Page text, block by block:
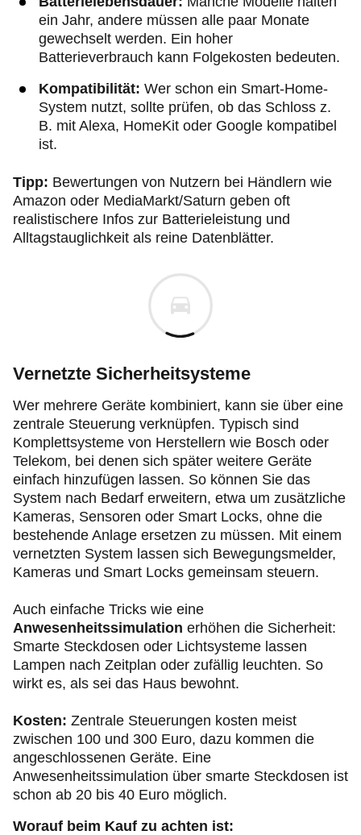
ein Jahr, andere müssen alle paar Monate
gewechselt werden. Ein hoher
Batterieverbrauch kann Folgekosten bedeuten.
Kompatibilität: Wer schon ein Smart-Home-
System nutzt, sollte prüfen, ob das Schloss z.
B. mit Alexa, HomeKit oder Google kompatibel
ist.
Tipp: Bewertungen von Nutzern bei Händlern wie
Amazon oder MediaMarkt/Saturn geben oft
realistischere Infos zur Batterieleistung und
Alltagstauglichkeit als reine Datenblätter.
Vernetzte Sicherheitsysteme
Wer mehrere Geräte kombiniert, kann sie über eine
zentrale Steuerung verknüpfen. Typisch sind
Komplettsysteme von Herstellern wie Bosch oder
Telekom, bei denen sich später weitere Geräte
einfach hinzufügen lassen. So können Sie das
System nach Bedarf erweitern, etwa um zusätzliche
Kameras, Sensoren oder Smart Locks, ohne die
bestehende Anlage ersetzen zu müssen. Mit einem
vernetzten System lassen sich Bewegungsmelder,
Kameras und Smart Locks gemeinsam steuern.
Auch einfache Tricks wie eine
Anwesenheitssimulation erhöhen die Sicherheit:
Smarte Steckdosen oder Lichtsysteme lassen
Lampen nach Zeitplan oder zufällig leuchten. So
wirkt es, als sei das Haus bewohnt.
Kosten: Zentrale Steuerungen kosten meist
zwischen 100 und 300 Euro, dazu kommen die
angeschlossenen Geräte. Eine
Anwesenheitssimulation über smarte Steckdosen ist
schon ab 20 bis 40 Euro möglich.
Worauf beim Kauf zu achten ist: